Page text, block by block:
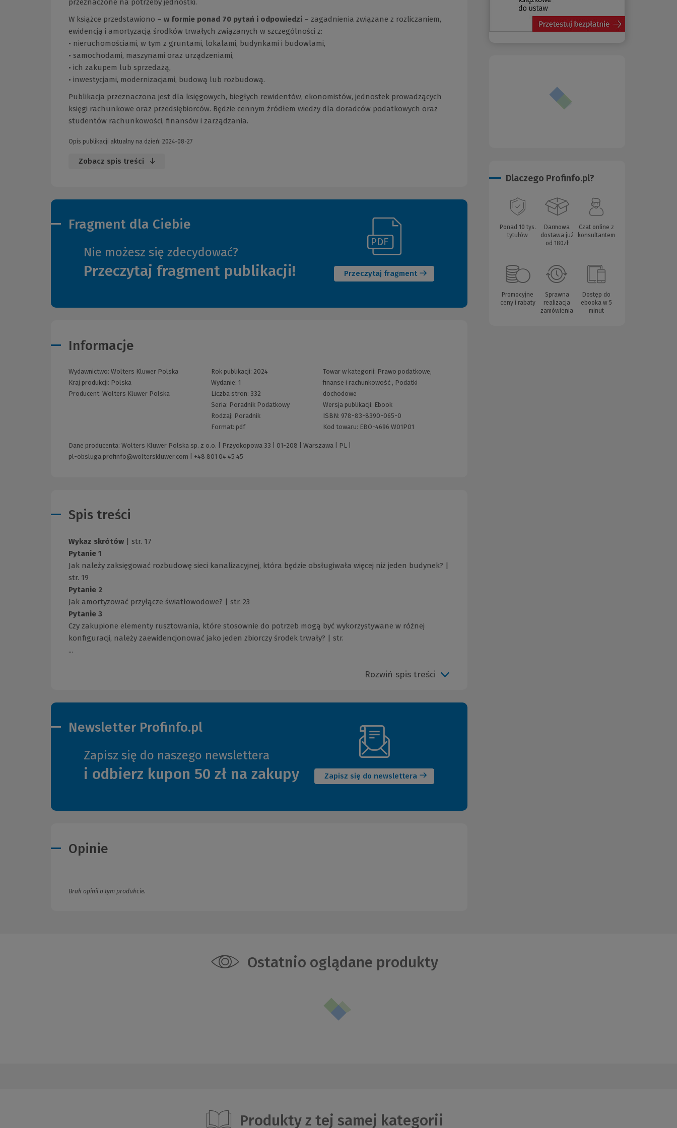
przeznaczone na potrzeby jednostki.
W książce przedstawiono – w formie ponad 70 pytań i odpowiedzi – zagadnienia związane z rozliczaniem,
ewidencją i amortyzacją środków trwałych związanych w szczególności z:
• nieruchomościami, w tym z gruntami, lokalami, budynkami i budowlami,
• samochodami, maszynami oraz urządzeniami,
• ich zakupem lub sprzedażą,
• inwestycjami, modernizacjami, budową lub rozbudową.
Publikacja przeznaczona jest dla księgowych, biegłych rewidentów, ekonomistów, jednostek prowadzących
księgi rachunkowe oraz przedsiębiorców. Będzie cennym źródłem wiedzy dla doradców podatkowych oraz
studentów rachunkowości, finansów i zarządzania.
Opis publikacji aktualny na dzień: 2024-08-27
Zobacz spis treści
Fragment dla Ciebie
Nie możesz się zdecydować?
Przeczytaj fragment publikacji! Przeczytaj fragment
(Nowe
okno)
(Link
do
innej
strony)
Informacje
Wydawnictwo: Wolters Kluwer Polska
Kraj produkcji: Polska
Producent: Wolters Kluwer Polska
Rok publikacji: 2024
Wydanie:1
Liczba stron: 332
Seria: Poradnik Podatkowy
Rodzaj: Poradnik
Format: pdf
Towar w kategorii: Prawo podatkowe,
finanse i rachunkowość, Podatki
dochodowe
Wersja publikacji: Ebook
ISBN: 978-83-8390-065-0
Kod towaru: EBO-4696 W01P01
Dane producenta: Wolters Kluwer Polska sp. z o.o. | Przyokopowa 33 | 01-208 | Warszawa | PL |
pl-obsluga.profinfo@wolterskluwer.com
+48 801 04 45 45
Spis treści
Wykaz skrótów | str. 17
Pytanie 1
Jak należy zaksięgować rozbudowę sieci kanalizacyjnej, która będzie obsługiwała więcej niż jeden budynek? |
str. 19
Pytanie 2
Jak amortyzować przyłącze światłowodowe? | str. 23
Pytanie 3
Czy zakupione elementy rusztowania, które stosownie do potrzeb mogą być wykorzystywane w różnej
konfiguracji, należy zaewidencjonować jako jeden zbiorczy środek trwały? | str.
...
Rozwiń spis treści
Newsletter Profinfo.pl
Zapisz się do naszego newslettera
i odbierz kupon 50 zł na zakupy Zapisz się do newslettera
okno)
Opinie
Brak opinii o tym produkcie.
Dlaczego Profinfo.pl?
Ponad 10 tys.
tytułów
Darmowa
dostawa już
od 180zł
Czat online z
konsultantem
Promocyjne
ceny i rabaty
Sprawna
realizacja
zamówienia
Dostęp do
ebooka w 5
minut
Ostatnio oglądane produkty
Produkty z tej samej kategorii